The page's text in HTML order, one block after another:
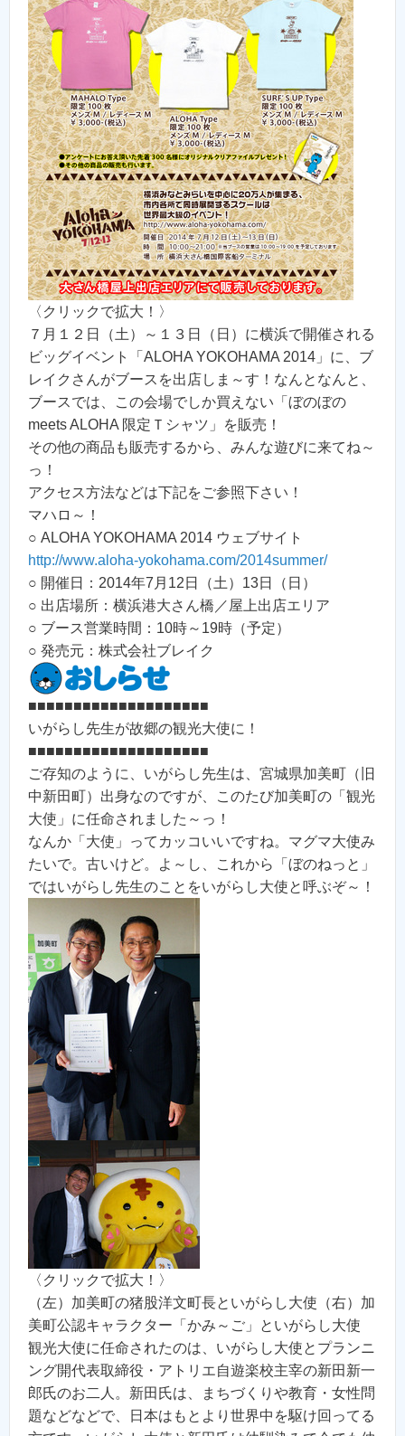
〈クリックで拡大！〉
７月１２日（土）～１３日（日）に横浜で開催される
ビッグイベント「ALOHA YOKOHAMA 2014」に、ブ
レイクさんがブースを出店しま～す！なんとなんと、
ブースでは、この会場でしか買えない「ぼのぼの
meets ALOHA 限定Ｔシャツ」を販売！
その他の商品も販売するから、みんな遊びに来てね～
っ！
アクセス方法などは下記をご参照下さい！
マハロ～！
○ ALOHA YOKOHAMA 2014 ウェブサイト
http://www.aloha-yokohama.com/2014summer/
○ 開催日：2014年7月12日（土）13日（日）
○ 出店場所：横浜港大さん橋／屋上出店エリア
○ ブース営業時間：10時～19時（予定）
○ 発売元：株式会社ブレイク
■■■■■■■■■■■■■■■■■■■■
いがらし先生が故郷の観光大使に！
■■■■■■■■■■■■■■■■■■■■
ご存知のように、いがらし先生は、宮城県加美町（旧
中新田町）出身なのですが、このたび加美町の「観光
大使」に任命されました～っ！
なんか「大使」ってカッコいいですね。マグマ大使み
たいで。古いけど。よ～し、これから「ぼのねっと」
ではいがらし先生のことをいがらし大使と呼ぶぞ～！
〈クリックで拡大！〉
（左）加美町の猪股洋文町長といがらし大使（右）加
美町公認キャラクター「かみ～ご」といがらし大使
観光大使に任命されたのは、いがらし大使とプランニ
ング開代表取締役・アトリエ自遊楽校主宰の新田新一
郎氏のお二人。新田氏は、まちづくりや教育・女性問
題などなどで、日本はもとより世界中を駆け回ってる